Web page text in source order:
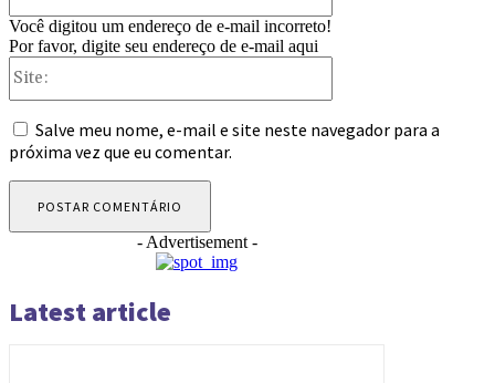
Você digitou um endereço de e-mail incorreto!
Por favor, digite seu endereço de e-mail aqui
Salve meu nome, e-mail e site neste navegador para a
próxima vez que eu comentar.
- Advertisement -
Latest article